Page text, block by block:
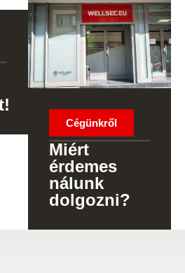
Cégünkről
Miért
érdemes
nálunk
dolgozni?